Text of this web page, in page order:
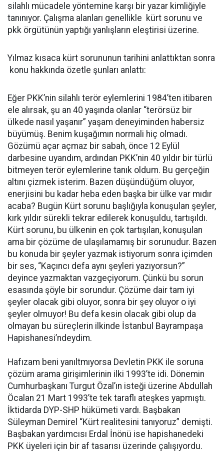
silahlı mücadele yöntemine karşı bir yazar kimliğiyle
tanınıyor. Çalışma alanları genellikle kürt sorunu ve
pkk örgütünün yaptığı yanlışların eleştirisi üzerine.
Yılmaz kısaca kürt sorununun tarihini anlattıktan sonra
konu hakkında özetle şunları anlattı:
Eğer PKK’nin silahlı terör eylemlerini 1984’ten itibaren
ele alırsak, şu an 40 yaşında olanlar “terörsüz bir
ülkede nasıl yaşanır” yaşam deneyiminden habersiz
büyümüş. Benim kuşağımın normali hiç olmadı.
Gözümü açar açmaz bir sabah, önce 12 Eylül
darbesine uyandım, ardından PKK’nin 40 yıldır bir türlü
bitmeyen terör eylemlerine tanık oldum. Bu gerçeğin
altını çizmek isterim. Bazen düşündüğüm oluyor,
enerjisini bu kadar heba eden başka bir ülke var mıdır
acaba? Bugün Kürt sorunu başlığıyla konuşulan şeyler,
kırk yıldır sürekli tekrar edilerek konuşuldu, tartışıldı.
Kürt sorunu, bu ülkenin en çok tartışılan, konuşulan
ama bir çözüme de ulaşılamamış bir sorunudur. Bazen
bu konuda bir şeyler yazmak istiyorum sonra içimden
bir ses, “Kaçıncı defa aynı şeyleri yazıyorsun?”
deyince yazmaktan vazgeçiyorum. Çünkü bu sorun
esasında şöyle bir sorundur. Çözüme dair tam iyi
şeyler olacak gibi oluyor, sonra bir şey oluyor o iyi
şeyler olmuyor! Bu defa kesin olacak gibi olup da
olmayan bu süreçlerin ilkinde İstanbul Bayrampaşa
Hapishanesi’ndeydim.
Hafızam beni yanıltmıyorsa Devletin PKK ile soruna
çözüm arama girişimlerinin ilki 1993’te idi. Dönemin
Cumhurbaşkanı Turgut Özal’ın isteği üzerine Abdullah
Öcalan 21 Mart 1993’te tek taraflı ateşkes yapmıştı.
İktidarda DYP-SHP hükümeti vardı. Başbakan
Süleyman Demirel “Kürt realitesini tanıyoruz” demişti.
Başbakan yardımcısı Erdal İnönü ise hapishanedeki
PKK üyeleri için bir af tasarısı üzerinde çalışıyordu.